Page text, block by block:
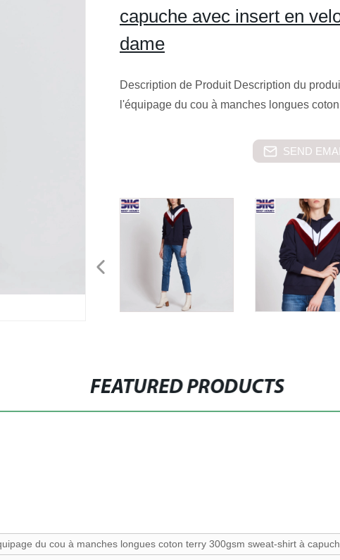
capuche avec insert en
dame
Description de Produit Description du
l'équipage du cou à manches longues
SEND
FEATURED PRODUCTS
du cou à manches longues coton terry 300gsm sweat-shirt à